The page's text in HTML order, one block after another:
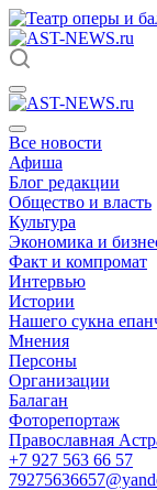
Все новости
Афиша
Блог редакции
Общество и власть
Культура
Экономика и
Факт и компромат
Интервью
Истории
Нашего сукна
Мнения
Персоны
Организации
Балаган
Фоторепортаж
Православная
+7 927 563 66 57